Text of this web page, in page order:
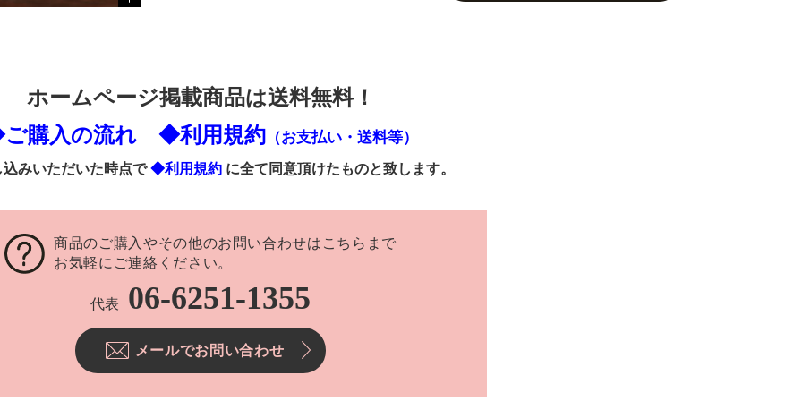
ホームページ掲載商品は送料無料！
購入の流れ
◆利用規約 （お支払い・送料等）
みいただいた時点で◆利用規約 に全て同意頂けたものと致します。
商品のご購入やその他のお問い合わせはこちらまで
お気軽にご連絡ください。
代表 06-6251-1355
メールでお問い合わせ